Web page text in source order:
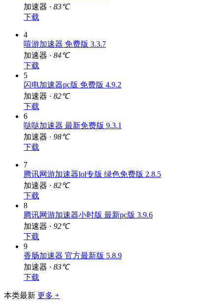
加速器 · 83℃
下载
4
嘻游加速器 免费版 3.3.7
加速器 · 84℃
下载
5
闪电加速器pc版 免费版 4.9.2
加速器 · 82℃
下载
6
哒哒加速器 最新免费版 9.3.1
加速器 · 98℃
下载
7
腾讯网游加速器lol专版 绿色免费版 2.8.5
加速器 · 82℃
下载
8
腾讯网游加速器小时版 最新pc版 3.9.6
加速器 · 92℃
下载
9
香肠加速器 官方最新版 5.8.9
加速器 · 83℃
下载
本类最新 更多 +